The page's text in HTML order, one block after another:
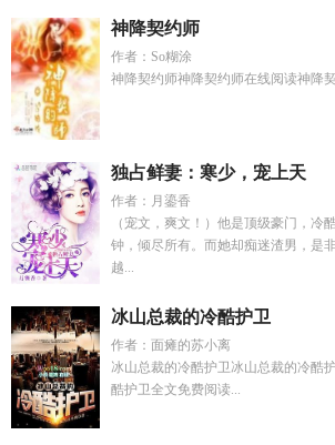
神降契约师
作者：So糊涂
神降契约师神降契约师在线阅读神降
独占鲜妻：寒少，宠上天
作者：月鎏香
（宠文，爽文！）他是顶级豪门，冷
钟，倾尽所有。而她却痴迷渣男，是
越...
冰山总裁的冷酷护卫
作者：面瘫的苏小离
冰山总裁的冷酷护卫冰山总裁的冷酷
酷护卫全文免费阅读...